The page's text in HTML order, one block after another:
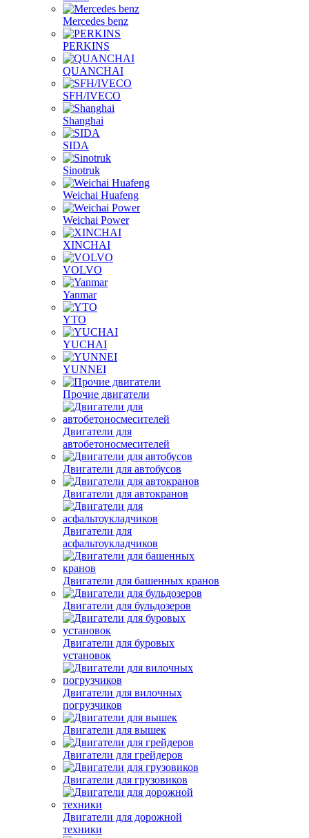
Mercedes benz
PERKINS
QUANCHAI
SFH/IVECO
Shanghai
SIDA
Sinotruk
Weichai Huafeng
Weichai Power
XINCHAI
VOLVO
Yanmar
YTO
YUCHAI
YUNNEI
Прочие двигатели
Двигатели для
автобетоносмесителей
Двигатели для автобусов
Двигатели для автокранов
Двигатели для
асфальтоукладчиков
Двигатели для башенных кранов
Двигатели для бульдозеров
Двигатели для буровых
установок
Двигатели для вилочных
погрузчиков
Двигатели для вышек
Двигатели для грейдеров
Двигатели для грузовиков
Двигатели для дорожной
техники